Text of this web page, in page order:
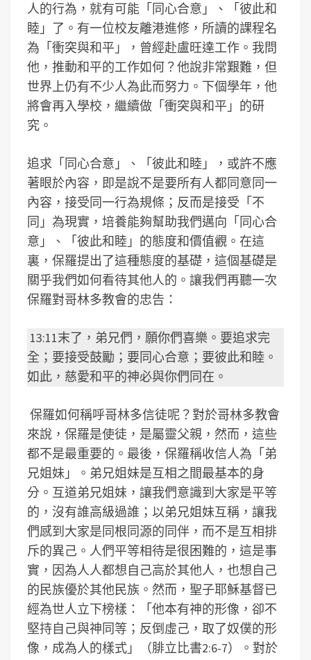
人的行為，就有可能「同心合意」、「彼此和
睦」了。有一位校友離港進修，所讀的課程名
為「衝突與和平」，曾經赴盧旺達工作。我問
他，推動和平的工作如何？他說非常艱難，但
世界上仍有不少人為此而努力。下個學年，他
將會再入學校，繼續做「衝突與和平」的研
究。
追求「同心合意」、「彼此和睦」，或許不應
著眼於內容，即是說不是要所有人都同意同一
內容，接受同一行為規條；反而是接受「不
同」為現實，培養能夠幫助我們邁向「同心合
意」、「彼此和睦」的態度和價值觀。在這
裏，保羅提出了這種態度的基礎，這個基礎是
關乎我們如何看待其他人的。讓我們再聽一次
保羅對哥林多教會的忠告：
13:11末了，弟兄們，願你們喜樂。要追求完
全；要接受鼓勵；要同心合意；要彼此和睦。
如此，慈愛和平的神必與你們同在。
保羅如何稱呼哥林多信徒呢？對於哥林多教會
來說，保羅是使徒，是屬靈父親，然而，這些
都不是最重要的。最後，保羅稱收信人為「弟
兄姐妹」。弟兄姐妹是互相之間最基本的身
分。互道弟兄姐妹，讓我們意識到大家是平等
的，沒有誰高級過誰；以弟兄姐妹互稱，讓我
們感到大家是同根同源的同伴，而不是互相排
斥的異己。人們平等相待是很困難的，這是事
實，因為人人都想自己高於其他人，也想自己
的民族優於其他民族。然而，聖子耶穌基督已
經為世人立下榜樣：「他本有神的形像，卻不
堅持自己與神同等；反倒虛己，取了奴僕的形
像，成為人的樣式」（腓立比書2:6-7）。對於